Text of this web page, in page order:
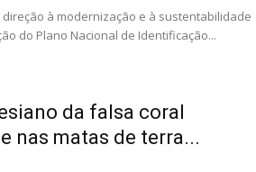
à modernização e à sustentabilidade
do Plano Nacional de Identificação...
da falsa coral
nas matas de terra...